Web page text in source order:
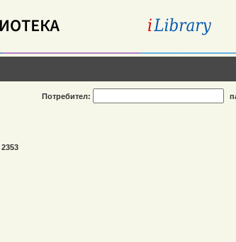
Потребител:
2353